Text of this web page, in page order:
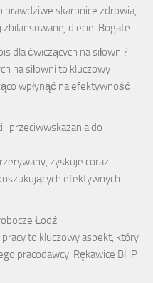
prawdziwe skarbnice zdrowia,
diecie. Bogate …
dla ćwiczących na siłowni?
na siłowni to kluczowy
wpłynąć na efektywność
i przeciwwskazania do
zyskuje coraz
efektywnych
Łodź
to kluczowy aspekt, który
pracodawcy. Rękawice BHP